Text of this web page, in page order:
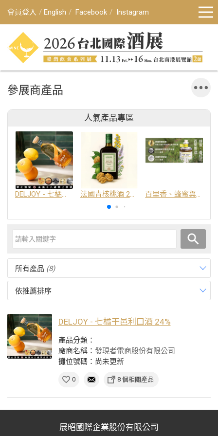
會員登入 English Facebook Instagram
參展商產品
人氣產品專區
DELJOY - 七橘干邑利口酒 24% 法國青核桃酒 25% 百里香、蜂蜜與番紅花酒
所有產品 (8)
依推薦排序
DELJOY - 七橘干邑利口酒 24%
產品分類：
廠商名稱： 發現者電商股份有限公司
攤位號碼：尚未更新
0 8 個相關產品
展昭國際企業股份有限公司